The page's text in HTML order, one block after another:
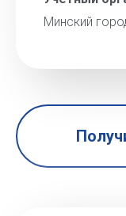
Минский